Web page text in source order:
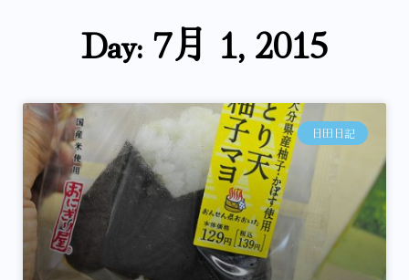
Day: 7月 1, 2015
日田日記